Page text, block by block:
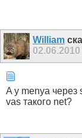
William
02.06.2010
A у menya через
vas такого net?